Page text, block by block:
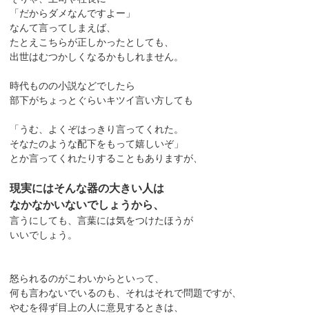
「だからダメなんですよー」
なんて言ってしまえば、
たとえこちらが正しかったとしても、
出世はむつかしくなるかもしれません。
時代ものの小説などでしたら
部下がちょっとぐらいキツイ言い方しても
「うむ、よくぞはっきり言ってくれた。
そなたのような配下をもって嬉しいぞ」
とか言ってくれたりすることもありますが、
現実にはそんな器の大きい人は
なかなかいないでしょうから、
言うにしても、言葉には気をつけたほうが
いいでしょう。
怒られるのがこわいからといって、
何も言わないでいるのも、それはそれで問題ですが、
やむを得ず目上の人に意見するときは、